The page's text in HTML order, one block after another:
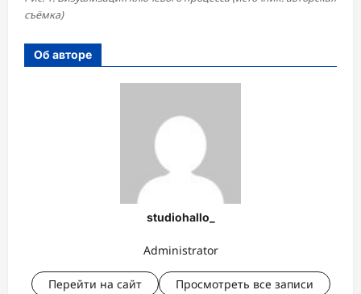
съёмка)
Об авторе
studiohallo_
Administrator
Перейти на сайт Просмотреть все записи